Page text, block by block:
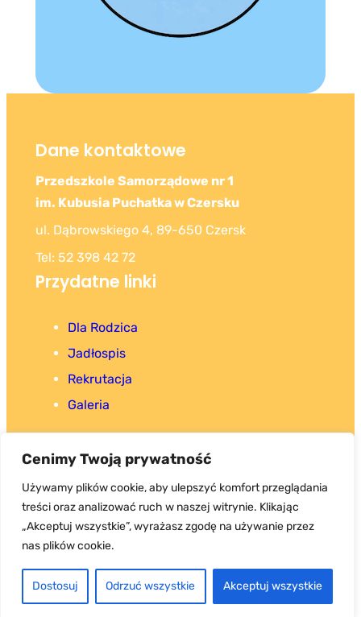
Cenimy Twoją prywatność
Używamy plików cookie, aby ulepszyć komfort przeglądania
treści oraz analizować ruch w naszej witrynie. Klikając
„Akceptuj wszystkie”, wyrażasz zgodę na używanie przez
nas plików cookie.
Dostosuj Odrzuć wszystkie Akceptuj wszystkie
Dane kontaktowe
Przedszkole Samorządowe nr 1
im. Kubusia Puchatka w Czersku
ul. Dąbrowskiego 4, 89-650 Czersk
Tel: 52 398 42 72
Przydatne linki
Dla Rodzica
Jadłospis
Rekrutacja
Galeria
Copyright 2025. Wszystkie prawa zastrzeżone.